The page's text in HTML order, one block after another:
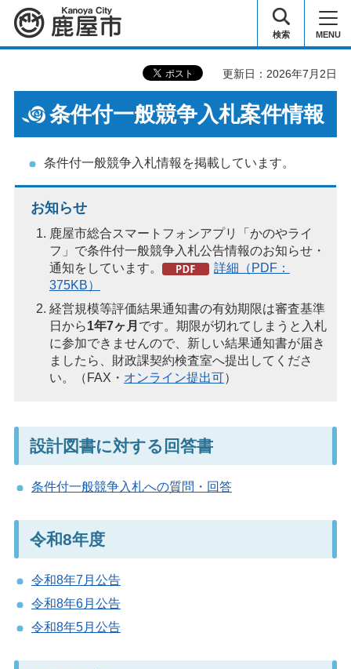
鹿屋市 検索 MENU
更新日：2026年7月2日
条件付一般競争入札案件情報
条件付一般競争入札情報を掲載しています。
お知らせ
鹿屋市総合スマートフォンアプリ「かのやライ
フ」で条件付一般競争入札公告情報のお知らせ・
通知をしています。
詳細（PDF：
375KB）
経営規模等評価結果通知書の有効期限は審査基準
日から1年7ヶ月 です。期限が切れてしまうと入札
に参加できませんので、新しい結果通知書が届き
ましたら、財政課契約検査室へ提出してくださ
い。（FAX・ オンライン提出可）
設計図書に対する回答書
条件付一般競争入札への質問・回答
令和8年度
令和8年7月公告
令和8年6月公告
令和8年5月公告